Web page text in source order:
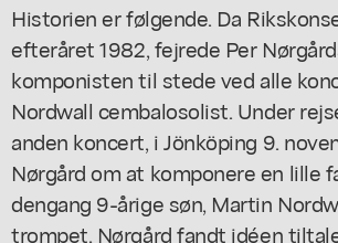
Historien er følgende. Da
efteråret 1982, fejrede Per
komponisten til stede ved alle
Nordwall cembalosolist. Under
anden koncert, i Jönköping 9.
Nørgård om at komponere en lille
dengang 9-årige søn, Martin
trompet. Nørgård fandt idéen